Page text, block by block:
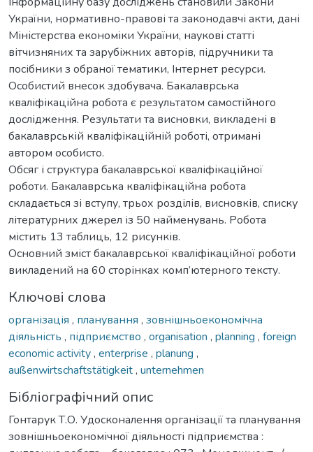
України, нормативно-правові та законодавчі акти, дані
Міністерства економіки України, наукові статті
вітчизняних та зарубіжних авторів, підручники та
посібники з обраної тематики, Інтернет ресурси.
Особистий внесок здобувача. Бакалаврська
кваліфікаційна робота є результатом самостійного
дослідження. Результати та висновки, викладені в
бакалаврській кваліфікаційній роботі, отримані
автором особисто.
Обсяг і структура бакалаврської кваліфікаційної
роботи. Бакалаврська кваліфікаційна робота
складається зі вступу, трьох розділів, висновків, списку
літературних джерел із 50 найменувань. Робота
містить 13 таблиць, 12 рисунків.
Основний зміст бакалаврської кваліфікаційної роботи
викладений на 60 сторінках комп’ютерного тексту.
Ключові слова
організація , планування , зовнішньоекономічна
діяльність , підприємство , organisation , planning , foreign
economic activity, enterprise , planung ,
außenwirtschaftstätigkeit, unternehmen
Бібліографічний опис
Гонтарук Т.О. Удосконалення організації та планування
зовнішньоекономічної діяльності підприємства :